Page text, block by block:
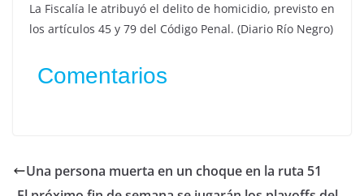
La Fiscalía le atribuyó el delito de homicidio, previsto en
los artículos 45 y 79 del Código Penal. (Diario Río Negro)
Comentarios
Una persona muerta en un choque en la ruta 51